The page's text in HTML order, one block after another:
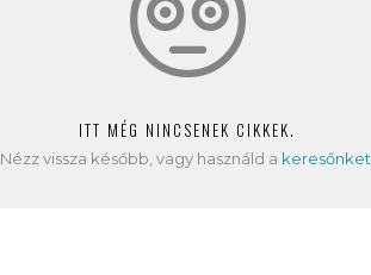
ITT MÉG NINCSENEK CIKKEK.
Nézz vissza később, vagy használd a keresőnket